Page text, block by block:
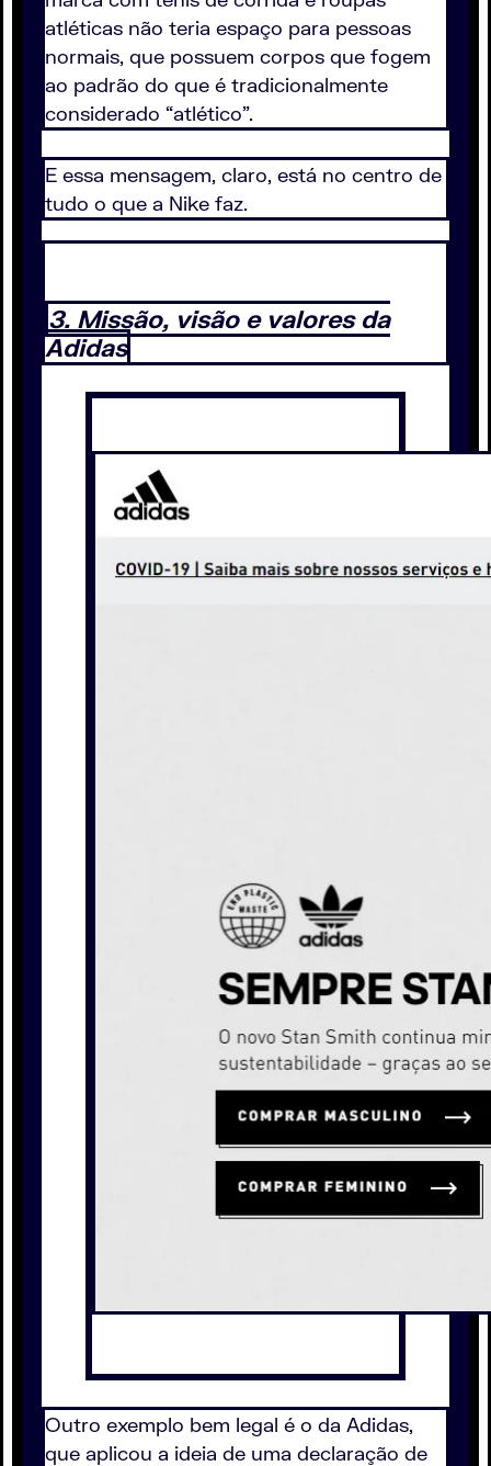
atléticas não teria espaço para pessoas
normais, que possuem corpos que fogem
ao padrão do que é tradicionalmente
considerado “atlético”.
E essa mensagem, claro, está no centro de
tudo o que a Nike faz.
3. Missão, visão e valores da
Adidas
Outro exemplo bem legal é o da Adidas,
que aplicou a ideia de uma declaração de